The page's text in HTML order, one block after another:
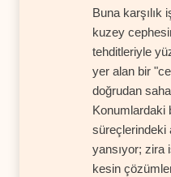
Buna karşılık
kuzey
tehditleriyle
yer alan bir
doğrudan
Konumlardaki
süreçlerindeki
yansıyor; zira
kesin